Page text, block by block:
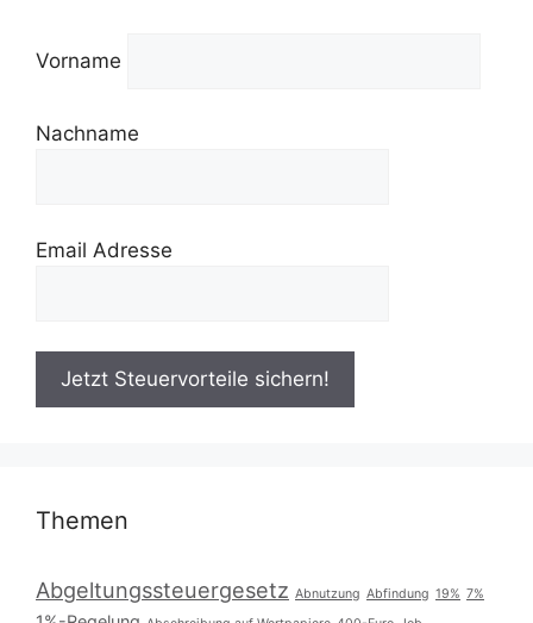
Vorname
Nachname
Email Adresse
Themen
Abgeltungssteuergesetz Abnutzung Abfindung 19% 7%